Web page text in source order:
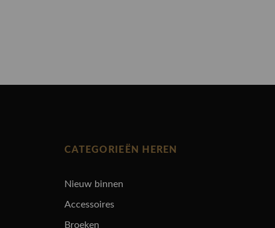
CATEGORIEËN HEREN
Nieuw binnen
Accessoires
Broeken